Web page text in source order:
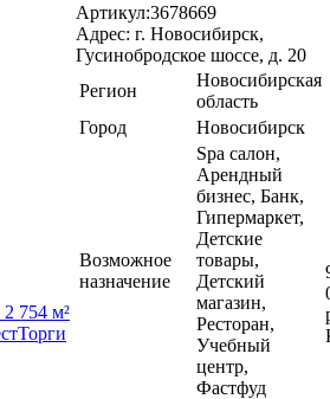
Артикул:3678669
Адрес: г. Новосибирск,
Гусинобродское шоссе, д. 20
Регион
Новосибирская
область
Город
Новосибирск
Возможное
назначение
Spa салон,
Арендный
бизнес, Банк,
Гипермаркет,
Детские
товары,
Детский
магазин,
Ресторан,
Учебный
центр,
Фастфуд